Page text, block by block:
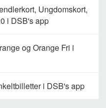
Ungdomskort,
i DSB's app
og Orange Fri i
i DSB's app